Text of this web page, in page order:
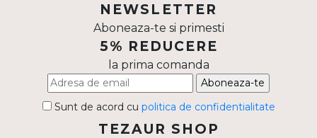
NEWSLETTER
Aboneaza-te si primesti
5% REDUCERE
la prima comanda
Aboneaza-te
Sunt de acord cu politica de confidentialitate
TEZAUR SHOP